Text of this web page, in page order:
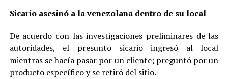
Sicario asesinó a la venezolana dentro de su local
De acuerdo con las investigaciones preliminares de las
autoridades, el presunto sicario ingresó al local
mientras se hacía pasar por un cliente; preguntó por un
producto específico y se retiró del sitio.